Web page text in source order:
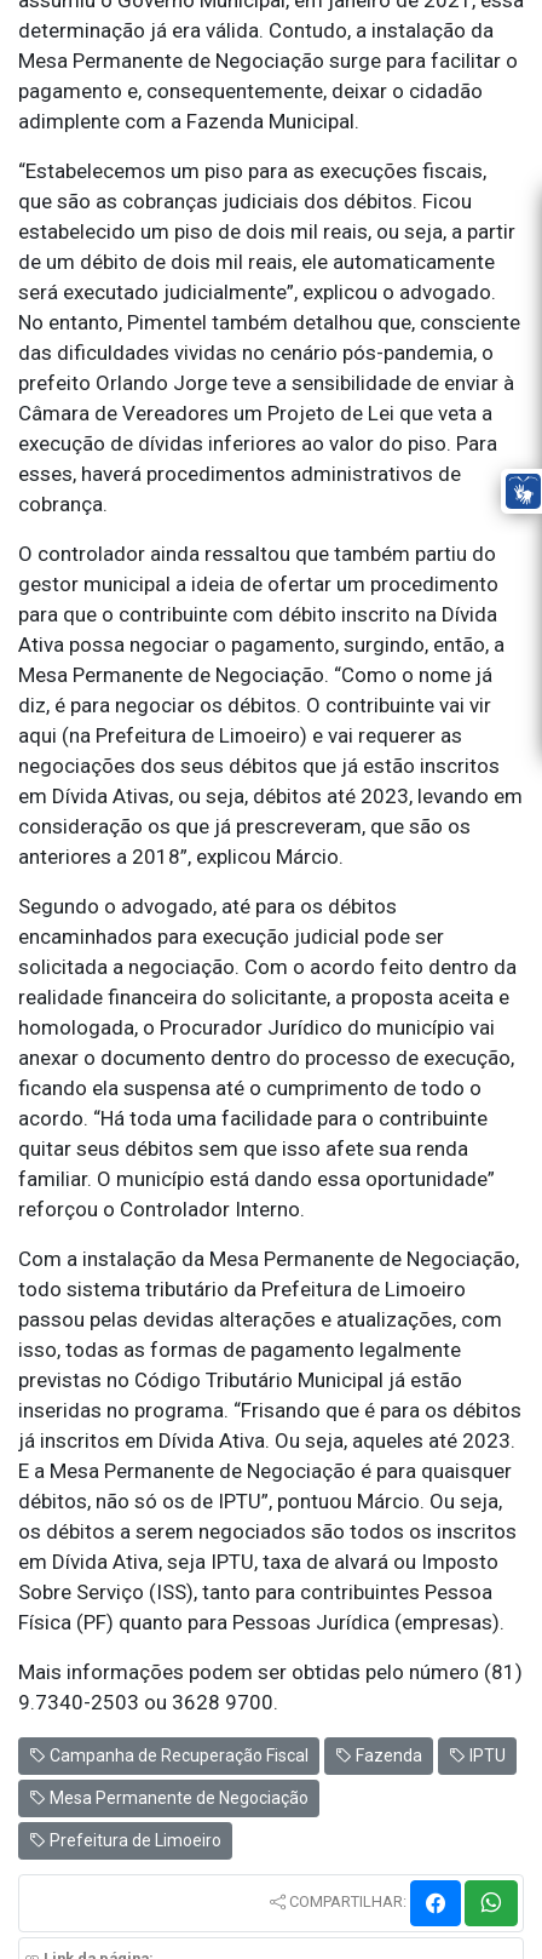
determinação já era válida. Contudo, a instalação da
Mesa Permanente de Negociação surge para facilitar o
pagamento e, consequentemente, deixar o cidadão
adimplente com a Fazenda Municipal.
“Estabelecemos um piso para as execuções fiscais,
que são as cobranças judiciais dos débitos. Ficou
estabelecido um piso de dois mil reais, ou seja, a partir
de um débito de dois mil reais, ele automaticamente
será executado judicialmente”, explicou o advogado.
No entanto, Pimentel também detalhou que, consciente
das dificuldades vividas no cenário pós-pandemia, o
prefeito Orlando Jorge teve a sensibilidade de enviar à
Câmara de Vereadores um Projeto de Lei que veta a
execução de dívidas inferiores ao valor do piso. Para
esses, haverá procedimentos administrativos de
cobrança.
O controlador ainda ressaltou que também partiu do
gestor municipal a ideia de ofertar um procedimento
para que o contribuinte com débito inscrito na Dívida
Ativa possa negociar o pagamento, surgindo, então, a
Mesa Permanente de Negociação. “Como o nome já
diz, é para negociar os débitos. O contribuinte vai vir
aqui (na Prefeitura de Limoeiro) e vai requerer as
negociações dos seus débitos que já estão inscritos
em Dívida Ativas, ou seja, débitos até 2023, levando em
consideração os que já prescreveram, que são os
anteriores a 2018”, explicou Márcio.
Segundo o advogado, até para os débitos
encaminhados para execução judicial pode ser
solicitada a negociação. Com o acordo feito dentro da
realidade financeira do solicitante, a proposta aceita e
homologada, o Procurador Jurídico do município vai
anexar o documento dentro do processo de execução,
ficando ela suspensa até o cumprimento de todo o
acordo. “Há toda uma facilidade para o contribuinte
quitar seus débitos sem que isso afete sua renda
familiar. O município está dando essa oportunidade”
reforçou o Controlador Interno.
Com a instalação da Mesa Permanente de Negociação,
todo sistema tributário da Prefeitura de Limoeiro
passou pelas devidas alterações e atualizações, com
isso, todas as formas de pagamento legalmente
previstas no Código Tributário Municipal já estão
inseridas no programa. “Frisando que é para os débitos
já inscritos em Dívida Ativa. Ou seja, aqueles até 2023.
E a Mesa Permanente de Negociação é para quaisquer
débitos, não só os de IPTU”, pontuou Márcio. Ou seja,
os débitos a serem negociados são todos os inscritos
em Dívida Ativa, seja IPTU, taxa de alvará ou Imposto
Sobre Serviço (ISS), tanto para contribuintes Pessoa
Física (PF) quanto para Pessoas Jurídica (empresas).
Mais informações podem ser obtidas pelo número (81)
9.7340-2503 ou 3628 9700.
Campanha de Recuperação Fiscal Fazenda IPTU
Mesa Permanente de Negociação
Prefeitura de Limoeiro
COMPARTILHAR: